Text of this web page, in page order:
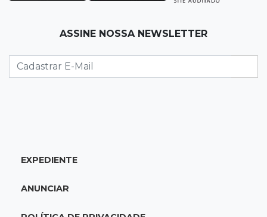
Eleitorado aprova teste da urna, mas diz que
colinha será "fundamental"
Escolas municipais lideram notas do Ensino
ASSINE NOSSA NEWSLETTER
EXPEDIENTE
ANUNCIAR